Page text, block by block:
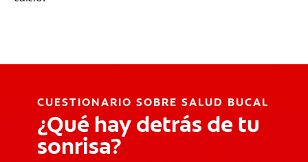
CUESTIONARIO SOBRE SALUD BUCAL
¿Qué hay detrás de tu
sonrisa?